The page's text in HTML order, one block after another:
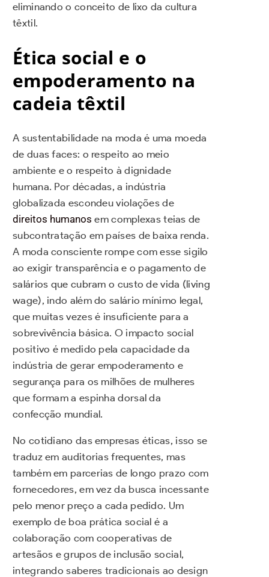
eliminando o conceito de lixo da cultura
têxtil.
Ética social e o
empoderamento na
cadeia têxtil
A sustentabilidade na moda é uma moeda
de duas faces: o respeito ao meio
ambiente e o respeito à dignidade
humana. Por décadas, a indústria
globalizada escondeu violações de
direitos humanos em complexas teias de
subcontratação em países de baixa renda.
A moda consciente rompe com esse sigilo
ao exigir transparência e o pagamento de
salários que cubram o custo de vida (living
wage), indo além do salário mínimo legal,
que muitas vezes é insuficiente para a
sobrevivência básica. O impacto social
positivo é medido pela capacidade da
indústria de gerar empoderamento e
segurança para os milhões de mulheres
que formam a espinha dorsal da
confecção mundial.
No cotidiano das empresas éticas, isso se
traduz em auditorias frequentes, mas
também em parcerias de longo prazo com
fornecedores, em vez da busca incessante
pelo menor preço a cada pedido. Um
exemplo de boa prática social é a
colaboração com cooperativas de
artesãos e grupos de inclusão social,
integrando saberes tradicionais ao design